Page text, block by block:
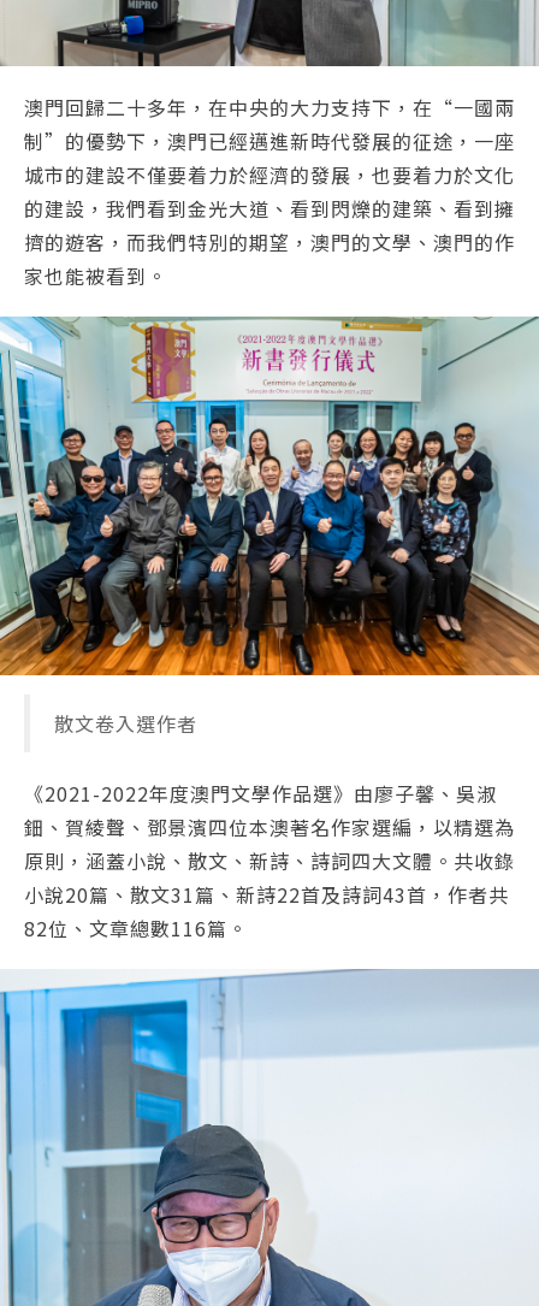
澳門回歸二十多年，在中央的大力支持下，在“一國兩
制”的優勢下，澳門已經邁進新時代發展的征途，一座
城市的建設不僅要着力於經濟的發展，也要着力於文化
的建設，我們看到金光大道、看到閃爍的建築、看到擁
擠的遊客，而我們特別的期望，澳門的文學、澳門的作
家也能被看到。
散文卷入選作者
《2021-2022年度澳門文學作品選》由廖子馨、吳淑
鈿、賀綾聲、鄧景濱四位本澳著名作家選編，以精選為
原則，涵蓋小說、散文、新詩、詩詞四大文體。共收錄
小說20篇、散文31篇、新詩22首及詩詞43首，作者共
82位、文章總數116篇。